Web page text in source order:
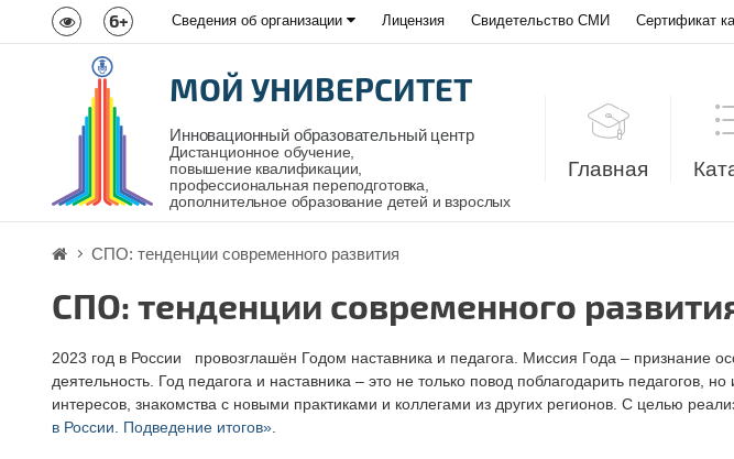
6+ Сведения об организации Лицензия Свидетельство СМИ Сертификат
МОЙ УНИВЕРСИТЕТ
Инновационный образовательный центр
Дистанционное обучение,
повышение квалификации,
профессиональная переподготовка,
дополнительное образование детей и взрослых
Главная
СПО: тенденции современного развития
СПО: тенденции современного
2023 год в России провозглашён Годом наставника и педагога. Миссия Года – признание
деятельность. Год педагога и наставника – это не только повод поблагодарить
интересов, знакомства с новыми практиками и коллегами из других регионов. С целью
в России. Подведение итогов»